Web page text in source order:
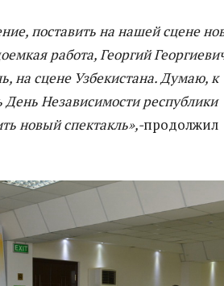
поставить на нашей сцене
работа, Георгий
на сцене Узбекистана. Думаю, к
Независимости республики
новый спектакль»,-продолжил